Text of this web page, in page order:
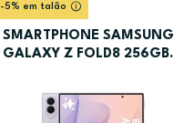
-5% em talão
SMARTPHONE SAMSUNG
GALAXY Z FOLD8 256GB